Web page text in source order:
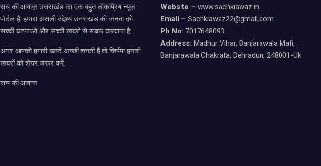
सच की आवाज़ उत्तराखंड का एक बहुत लोकप्रिय न्यूज़
पोर्टल है. हमारा असली उद्देश्य उत्तराखंड की जनता को
सच्ची घटनाओं और सच्ची ख़बरों से रूबरू करवाना है.
अगर आपको हमारी खबरें अच्छी लगती हैं तो किर्पया हमारी
खबरों को शेयर जरूर करें.
सच की आवाज
Website – www.sachkiawaz.in
Email – Sachkiawaz22@gmail.com
Ph.No: 7017648093
Address: Madhur Vihar, Banjarawala Mafi,
Banjarawala Chakrata, Dehradun, 248001-Uk